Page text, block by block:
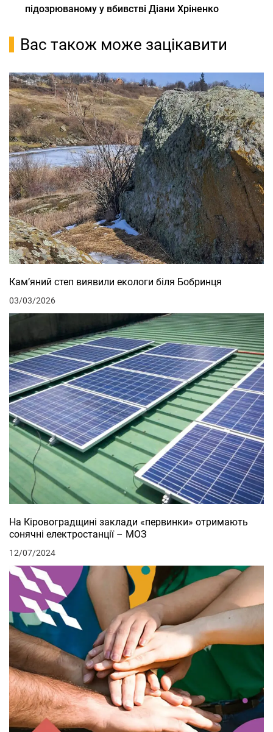
підозрюваному у вбивстві Діани Хріненко
Вас також може зацікавити
Кам’яний степ виявили екологи біля Бобринця
03/03/2026
На Кіровоградщині заклади «первинки» отримають
сонячні електростанції – МОЗ
12/07/2024